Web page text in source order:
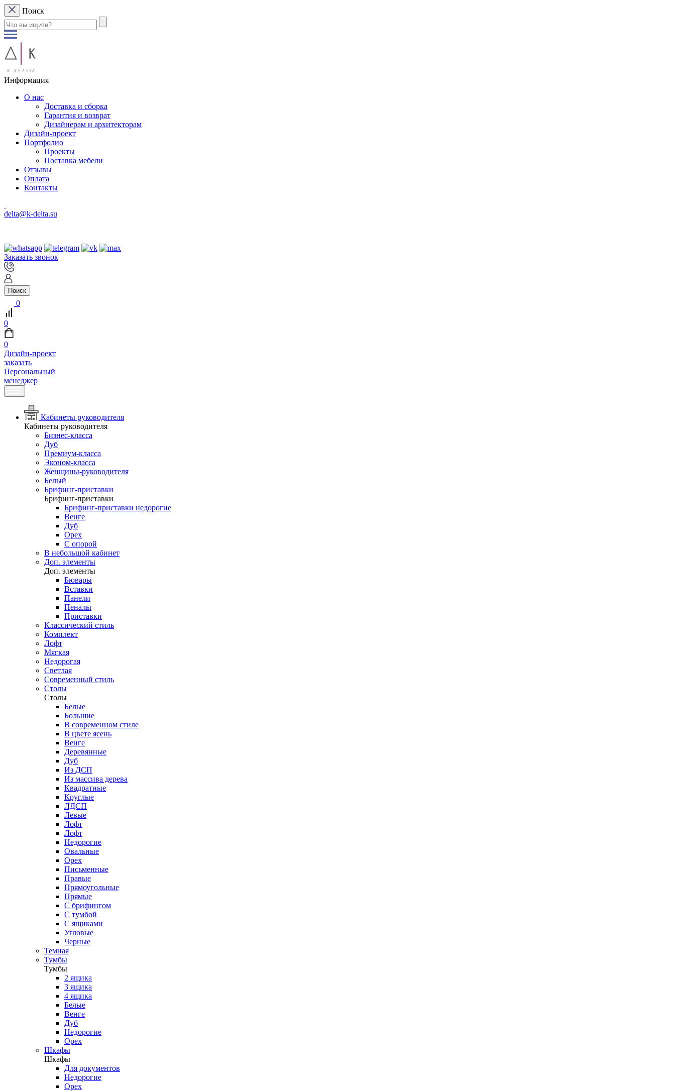
Поиск
Информация
О нас
Доставка и сборка
Гарантия и возврат
Дизайнерам и архитекторам
Дизайн-проект
Портфолио
Проекты
Поставка мебели
Отзывы
Оплата
Контакты
delta@k-delta.su
Заказать звонок
Поиск
0
0
0
Дизайн-проект
заказать
Персональный
менеджер
Кабинеты руководителя
Кабинеты руководителя
Бизнес-класса
Дуб
Премиум-класса
Эконом-класса
Женщины-руководителя
Белый
Брифинг-приставки
Брифинг-приставки
Брифинг-приставки недорогие
Венге
Дуб
Орех
С опорой
В небольшой кабинет
Доп. элементы
Доп. элементы
Бювары
Вставки
Панели
Пеналы
Приставки
Классический стиль
Комплект
Лофт
Мягкая
Недорогая
Светлая
Современный стиль
Столы
Столы
Белые
Большие
В современном стиле
В цвете ясень
Венге
Деревянные
Дуб
Из ДСП
Из массива дерева
Квадратные
Круглые
ЛДСП
Левые
Лофт
Лофт
Недорогие
Овальные
Орех
Письменные
Правые
Прямоугольные
Прямые
С брифингом
С тумбой
С ящиками
Угловые
Черные
Темная
Тумбы
Тумбы
2 ящика
3 ящика
4 ящика
Белые
Венге
Дуб
Недорогие
Орех
Шкафы
Шкафы
Для документов
Недорогие
Орех